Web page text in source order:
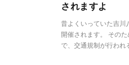
されますよ
昔よくいっていた吉
開催されます。 その
で、交通規制が行われ